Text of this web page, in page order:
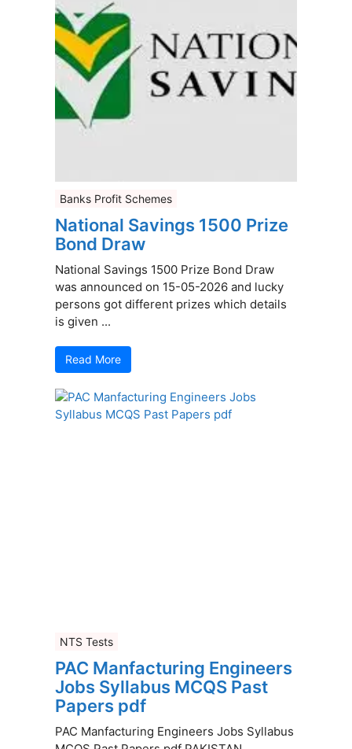
Banks Profit Schemes
National Savings 1500 Prize
Bond Draw
National Savings 1500 Prize Bond Draw
was announced on 15-05-2026 and lucky
persons got different prizes which details
is given ...
Read More
NTS Tests
PAC Manfacturing Engineers
Jobs Syllabus MCQS Past
Papers pdf
PAC Manfacturing Engineers Jobs Syllabus